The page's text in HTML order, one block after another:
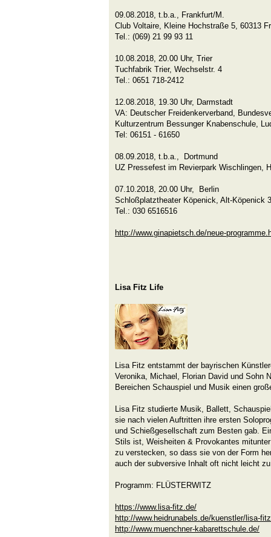
09.08.2018, t.b.a., Frankfurt/M.
Club Voltaire, Kleine Hochstraße 5, 60313
Tel.: (069) 21 99 93 11
10.08.2018, 20.00 Uhr, Trier
Tuchfabrik Trier, Wechselstr. 4
Tel.: 0651 718-2412
12.08.2018, 19.30 Uhr, Darmstadt
VA: Deutscher Freidenkerverband,
Kulturzentrum Bessunger Knabenschule,
Tel: 06151 - 61650
08.09.2018, t.b.a., Dortmund
UZ Pressefest im Revierpark Wischlingen,
07.10.2018, 20.00 Uhr, Berlin
Schloßplatztheater Köpenick, Alt-Köpenick
Tel.: 030 6516516
http://www.ginapietsch.de/neue-
Lisa Fitz Life
Lisa Fitz entstammt der bayrischen
Veronika, Michael, Florian David und Sohn
Bereichen Schauspiel und Musik einen
Lisa Fitz studierte Musik, Ballett,
sie nach vielen Auftritten ihre ersten
und Schießgesellschaft zum Besten gab.
Stils ist, Weisheiten & Provokantes
zu verstecken, so dass sie von der Form
auch der subversive Inhalt oft nicht leicht
Programm: FLÜSTERWITZ
https://www.lisa-fitz.de/
http://www.heidrunabels.de/kuenstler/lisa-
http://www.muenchner-kabarettschule.de/